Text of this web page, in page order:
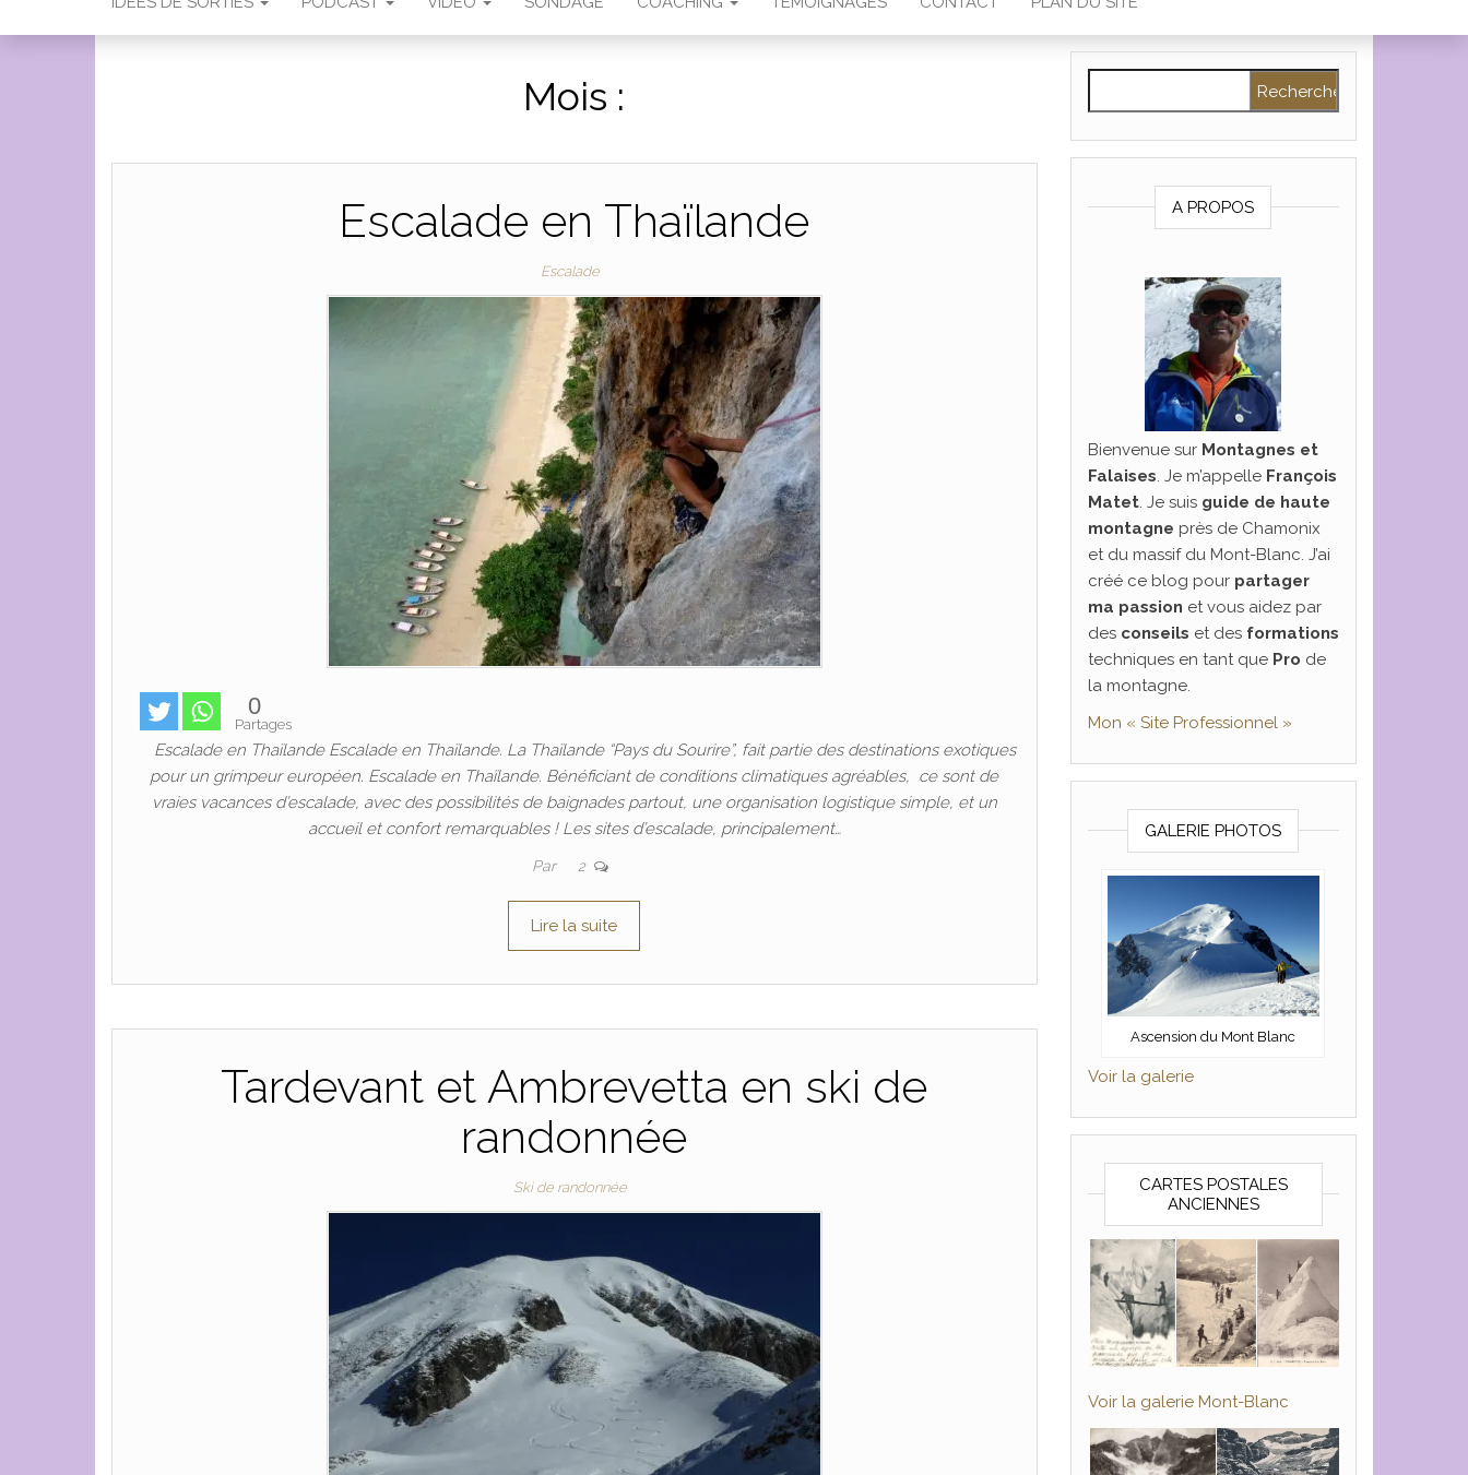
Mois :
Escalade en Thaïlande
Escalade
0
Partages
Escalade en Thaïlande Escalade en Thaïlande. La Thaïlande “Pays du Sourire”, fait partie des destinations exotiques
pour un grimpeur européen. Escalade en Thaïlande. Bénéficiant de conditions climatiques agréables, ce sont de
vraies vacances d’escalade, avec des possibilités de baignades partout, une organisation logistique simple, et un
accueil et confort remarquables ! Les sites d’escalade, principalement…
Par 2
Lire la suite
Tardevant et Ambrevetta en ski de
randonnée
Ski de randonnée
A PROPOS
Bienvenue sur Montagnes et
Falaises. Je m’appelle François
Matet. Je suis guide de haute
montagne près de Chamonix
et du massif du Mont-Blanc. J’ai
créé ce blog pour partager
ma passion et vous aidez par
des conseils et des formations
techniques en tant que Pro de
la montagne.
Mon « Site Professionnel »
GALERIE PHOTOS
Ascension du Mont Blanc
Voir la galerie
CARTES POSTALES
ANCIENNES
Voir la galerie Mont-Blanc